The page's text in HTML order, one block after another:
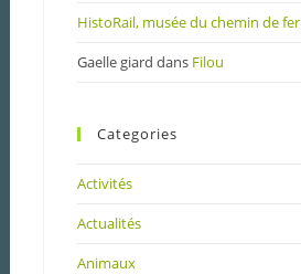
HistoRail, musée du chemin de fer
Gaelle giard dans Filou
Categories
Activités
Actualités
Animaux